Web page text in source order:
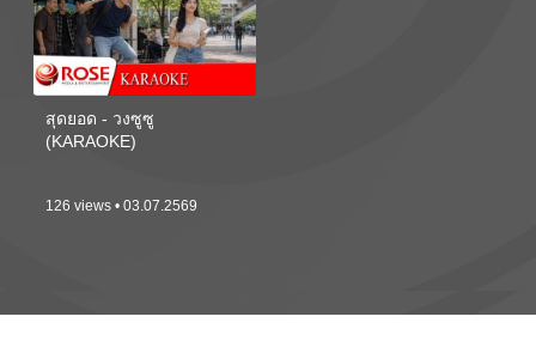
สุดยอด - วงซูซู
(KARAOKE)
126 views • 03.07.2569